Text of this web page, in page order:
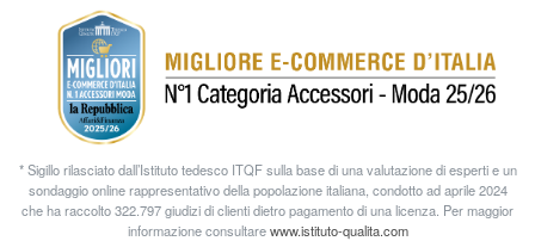
* Sigillo rilasciato dall’Istituto tedesco ITQF sulla base di una valutazione di esperti e un
sondaggio online rappresentativo della popolazione italiana, condotto ad aprile 2024
che ha raccolto 322.797 giudizi di clienti dietro pagamento di una licenza. Per maggior
informazione consultarewww.istituto-qualita.com